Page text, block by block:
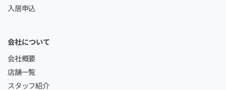
入居申込
会社について
会社概要
店舗一覧
スタッフ紹介